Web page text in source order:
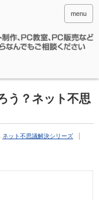
menu
う？ネット不思
ネット不思議解決シリーズ